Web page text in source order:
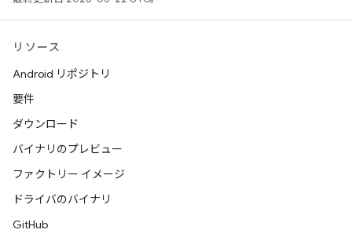
リソース
Android リポジトリ
要件
ダウンロード
バイナリのプレビュー
ファクトリー イメージ
ドライバのバイナリ
GitHub